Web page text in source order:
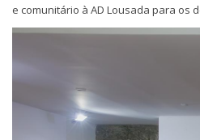
e comunitário à AD Lousada para os